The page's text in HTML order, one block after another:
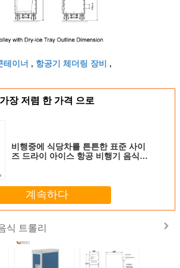
테이너 , 항공기 체더링 장비 ,
가장 저렴 한 가격 으로
비행중에 식당차를 튼튼한 표준 사이
즈 드라이 아이스 항공 비행기 음식
계속하다
식 트롤리